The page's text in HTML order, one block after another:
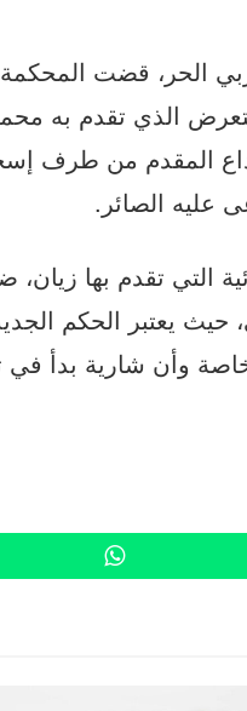
الحر، قضت المحكمة
الجاري، بصحة التعرض الذي تقدم
المقدم من طرف
عليه الصائر.
التي تقدم بها
يعتبر الحكم
وأن شارية بدأ في